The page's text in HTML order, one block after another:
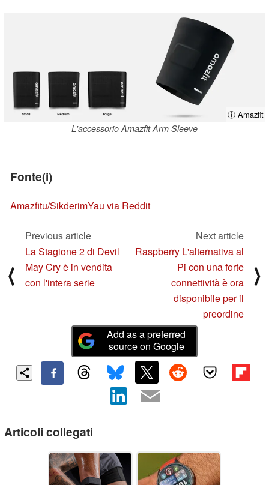
ⓘ Amazfit
L'accessorio Amazfit Arm Sleeve
Fonte(i)
Amazfitu/SikderimYau via Reddit
⟨
Previous article
La Stagione 2 di Devil
May Cry è in vendita
con l'intera serie
Next article
Raspberry L'alternativa al
Pi con una forte
connettività è ora
disponibile per il
preordine
⟩
Add as a preferred
source on Google
Articoli collegati